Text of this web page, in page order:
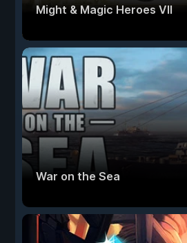
Might & Magic Heroes VII
War on the Sea